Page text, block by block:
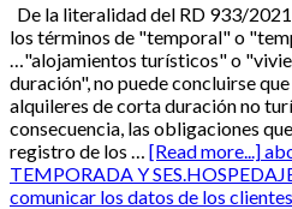
De la literalidad del RD 933/
los términos de "temporal" o
…"alojamientos turísticos" o
duración", no puede concluirse
alquileres de corta duración no
consecuencia, las obligaciones
registro de los … [Read more...]
TEMPORADA Y
comunicar los datos de los